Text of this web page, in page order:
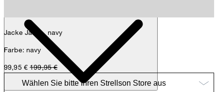
Jacke Jason, navy
Farbe: navy
99,95 € 199,95 €